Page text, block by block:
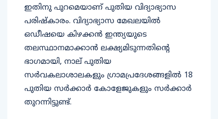
ഇതിനു പുറമെയാണ് പുതിയ വിദ്യാഭ്യാസ
പരിഷ്കാരം. വിദ്യാഭ്യാസ മേഖലയിൽ
ഒഡീഷയെ കിഴക്കൻ ഇന്ത്യയുടെ
തലസ്ഥാനമാക്കാൻ ലക്ഷ്യമിടുന്നതിന്റെ
ഭാഗമായി, നാല് പുതിയ
സർവകലാശാലകളും ഗ്രാമപ്രദേശങ്ങളിൽ 18
പുതിയ സർക്കാർ കോളേജുകളും സർക്കാർ
തുറന്നിട്ടുണ്ട്.